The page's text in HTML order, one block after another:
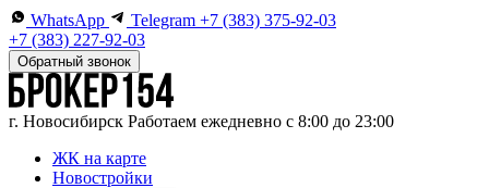
WhatsApp Telegram +7 (383) 375-92-03
+7 (383) 227-92-03
Обратный звонок
г. Новосибирск Работаем ежедневно с 8:00 до 23:00
ЖК на карте
Новостройки